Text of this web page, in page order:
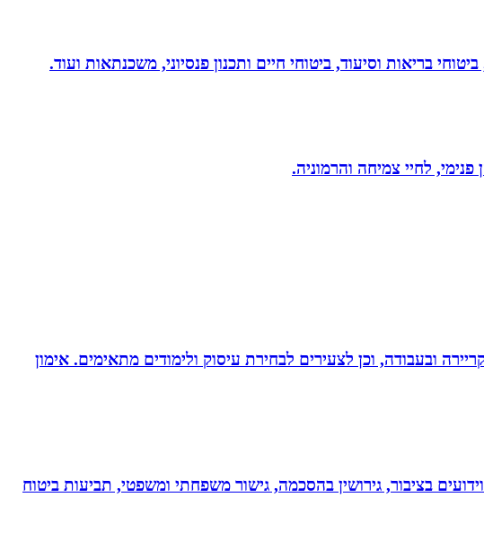
בריאות וסיעוד, ביטוחי חיים ותכנון פנסיוני, משכנתאות ועוד.
לחיי צמיחה והרמוניה.
ובעבודה, וכן לצעירים לבחירת עיסוק ולימודים מתאימים. אימון
בציבור, גירושין בהסכמה, גישור משפחתי ומשפטי, תביעות ביטוח